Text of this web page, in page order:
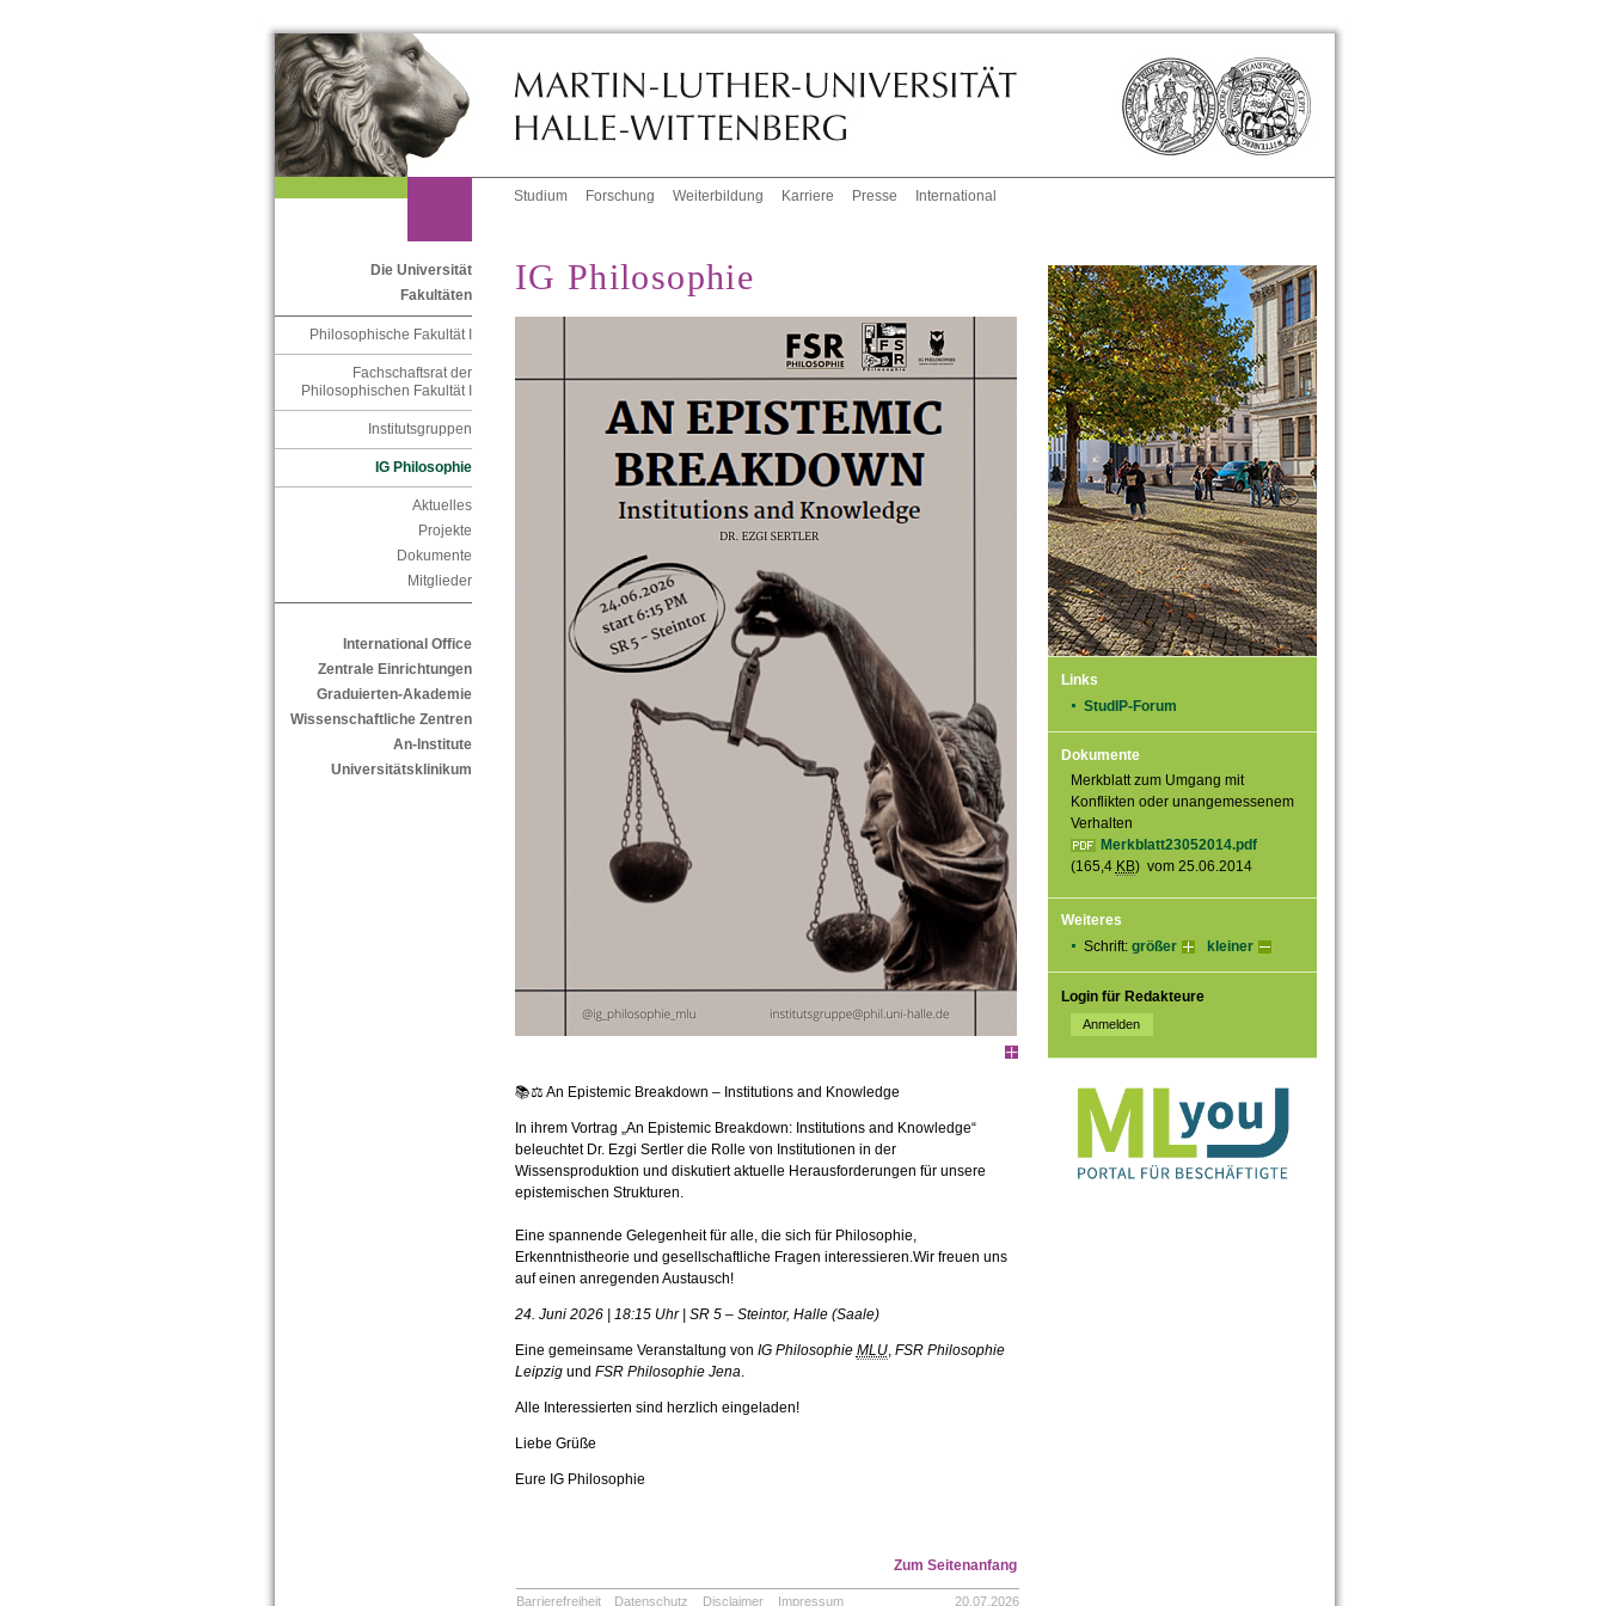
Studium Forschung Weiterbildung Karriere Presse International
Die Universität
Fakultäten
Philosophische Fakultät I
Fachschaftsrat der
Philosophischen Fakultät I
Institutsgruppen
IG Philosophie
Aktuelles
Projekte
Dokumente
Mitglieder
International Office
Zentrale Einrichtungen
Graduierten-Akademie
Wissenschaftliche Zentren
An-Institute
Universitätsklinikum
Links
StudIP-Forum
Dokumente
Merkblatt zum Umgang mit
Konflikten oder unangemessenem
Verhalten
Merkblatt23052014.pdf
(165,4 KB) vom 25.06.2014
Weiteres
Schrift: größer kleiner
Login für Redakteure
IG Philosophie
📚⚖️ An Epistemic Breakdown – Institutions and Knowledge
In ihrem Vortrag „An Epistemic Breakdown: Institutions and Knowledge“
beleuchtet Dr. Ezgi Sertler die Rolle von Institutionen in der
Wissensproduktion und diskutiert aktuelle Herausforderungen für unsere
epistemischen Strukturen.
Eine spannende Gelegenheit für alle, die sich für Philosophie,
Erkenntnistheorie und gesellschaftliche Fragen interessieren.Wir freuen uns
auf einen anregenden Austausch!
24. Juni 2026 | 18:15 Uhr | SR 5 – Steintor, Halle (Saale)
Eine gemeinsame Veranstaltung von IG Philosophie MLU, FSR Philosophie
Leipzigund FSR Philosophie Jena.
Alle Interessierten sind herzlich eingeladen!
Liebe Grüße
Eure IG Philosophie
Zum Seitenanfang
Barrierefreiheit Datenschutz Disclaimer Impressum 20.07.2026